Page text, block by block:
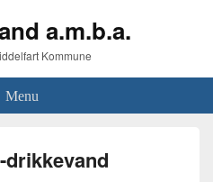
a.m.b.a.
Kommune
Menu